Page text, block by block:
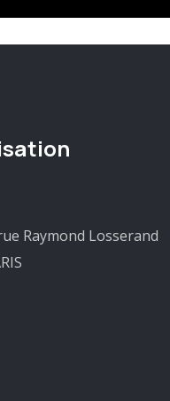
Raymond Losserand